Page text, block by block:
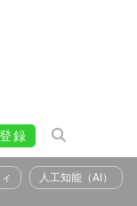
録
人工知能（AI）